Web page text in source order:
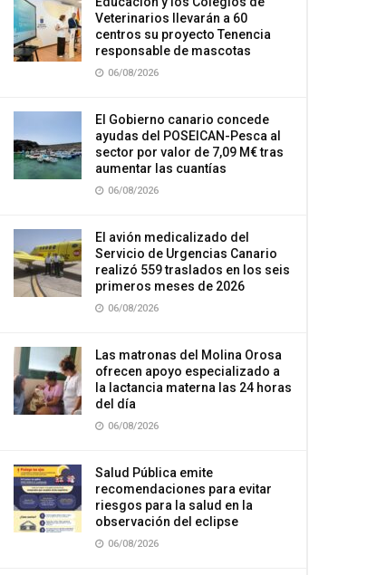
Veterinarios llevarán a 60
centros su proyecto Tenencia
responsable de mascotas
06/08/2026
El Gobierno canario concede
ayudas del POSEICAN-Pesca al
sector por valor de 7,09 M€ tras
aumentar las cuantías
06/08/2026
El avión medicalizado del
Servicio de Urgencias Canario
realizó 559 traslados en los seis
primeros meses de 2026
06/08/2026
Las matronas del Molina Orosa
ofrecen apoyo especializado a
la lactancia materna las 24 horas
del día
06/08/2026
Salud Pública emite
recomendaciones para evitar
riesgos para la salud en la
observación del eclipse
06/08/2026